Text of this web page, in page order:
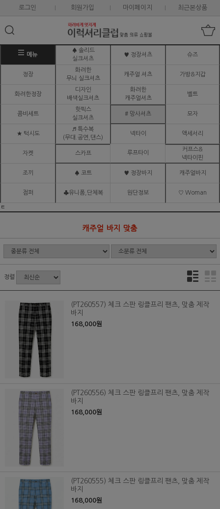
로그인 회원가입 마이페이지 최근본상품
메뉴
♠ 솔리드
실크셔츠
♥ 정장셔츠 슈즈
정장
화려한
무늬 실크셔츠
캐주얼 셔츠 가방&지갑
화려한정장
디자인
배색실크셔츠
화려한
캐주얼셔츠
벨트
콤비세트
핫픽스
실크셔츠
# 망사셔츠 모자
★ 턱시도
♬ 특수복
(무대.공연,댄스)
넥타이 액세서리
자켓 스카프 루프타이
커프스&
넥타이핀
조끼 ♠ 코트 ♥ 정장바지 캐주얼바지
점퍼 ♣유니폼,단체복 원단정보 ♡ Woman
ㅌ
캐주얼 바지 맞춤
정렬
(PT260557) 체크 스판 링클프리 팬츠, 맞춤 제작
바지
168,000원
(PT260556) 체크 스판 링클프리 팬츠, 맞춤 제작
바지
168,000원
(PT260555) 체크 스판 링클프리 팬츠, 맞춤 제작
바지
168,000원